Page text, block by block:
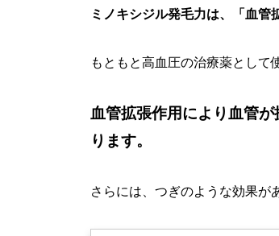
ミノキシジル発毛力は、「血管
もともと高血圧の治療薬として
血管拡張作用により血管
ります。
さらには、つぎのような効果が